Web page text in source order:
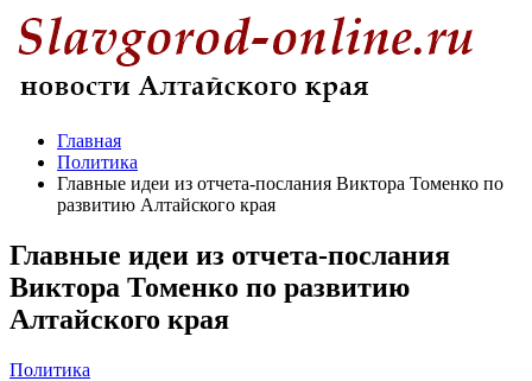
Главная
Политика
Главные идеи из отчета-послания Виктора Томенко по
развитию Алтайского края
Главные идеи из отчета-послания
Виктора Томенко по развитию
Алтайского края
Политика